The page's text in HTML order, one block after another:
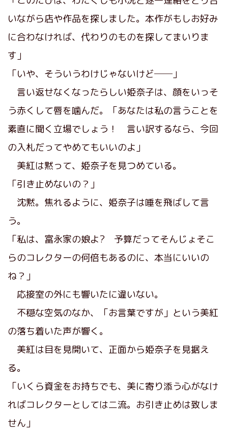
いながら店や作品を探しました。本作がもしお好み
に合わなければ、代わりのものを探してまいりま
す」
「いや、そういうわけじゃないけど──」
言い返せなくなったらしい姫奈子は、顔をいっそ
う赤くして唇を噛んだ。「あなたは私の言うことを
素直に聞く立場でしょう！ 言い訳するなら、今回
の入札だってやめてもいいのよ」
美紅は黙って、姫奈子を見つめている。
「引き止めないの？」
沈黙。焦れるように、姫奈子は唾を飛ばして言
う。
「私は、富永家の娘よ? 予算だってそんじょそこ
らのコレクターの何倍もあるのに、本当にいいの
ね？」
応接室の外にも響いたに違いない。
不穏な空気のなか、「お言葉ですが」という美紅
の落ち着いた声が響く。
美紅は目を見開いて、正面から姫奈子を見据え
る。
「いくら資金をお持ちでも、美に寄り添う心がなけ
ればコレクターとしては二流。お引き止めは致しま
せん」